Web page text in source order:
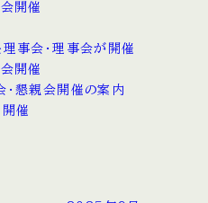
開催
事会・理事会が開催
開催
懇親会開催の案内
催